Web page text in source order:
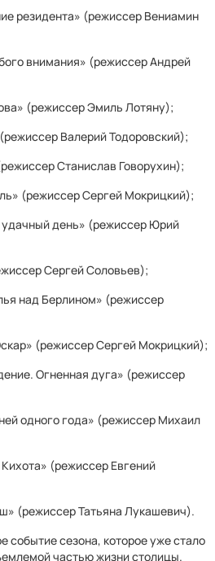
резидента» (режиссер Вениамин
внимания» (режиссер Андрей
(режиссер Эмиль Лотяну);
Валерий Тодоровский);
Станислав Говорухин);
(режиссер Сергей Мокрицкий);
день» (режиссер Юрий
Сергей Соловьев);
над Берлином» (режиссер
(режиссер Сергей Мокрицкий);
Огненная дуга» (режиссер
одного года» (режиссер Михаил
(режиссер Евгений
(режиссер Татьяна Лукашевич).
событие сезона, которое уже стало
частью жизни столицы.